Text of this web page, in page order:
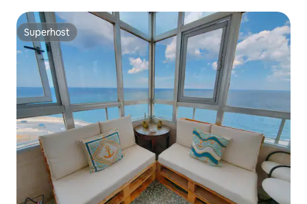
Superhost
Superhost